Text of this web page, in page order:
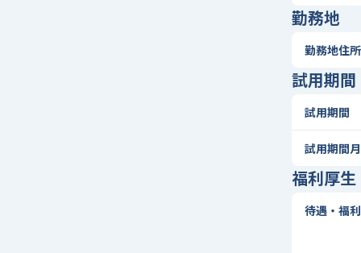
勤務地
勤務地住所
試用期間
試用期間
試用期間
福利厚
待遇・福